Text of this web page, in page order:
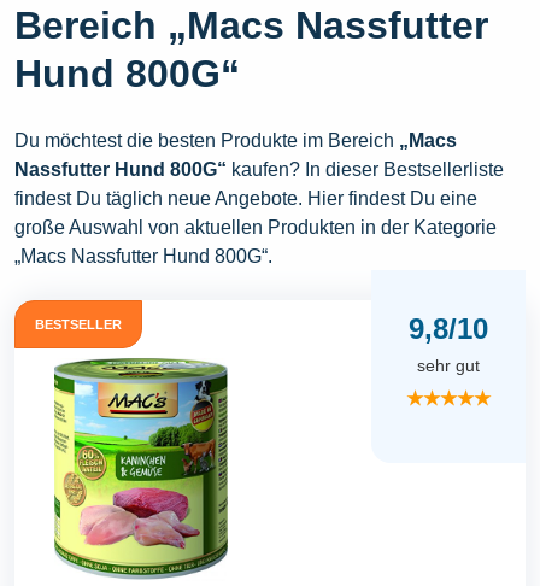
Bereich „Macs Nassfutter
Hund 800G“
Du möchtest die besten Produkte im Bereich „Macs
Nassfutter Hund 800G“ kaufen? In dieser Bestsellerliste
findest Du täglich neue Angebote. Hier findest Du eine
große Auswahl von aktuellen Produkten in der Kategorie
„Macs Nassfutter Hund 800G“.
BESTSELLER 9,8/10
sehr gut
★★★★★